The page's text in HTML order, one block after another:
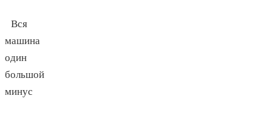
Вся
машина
один
большой
минус